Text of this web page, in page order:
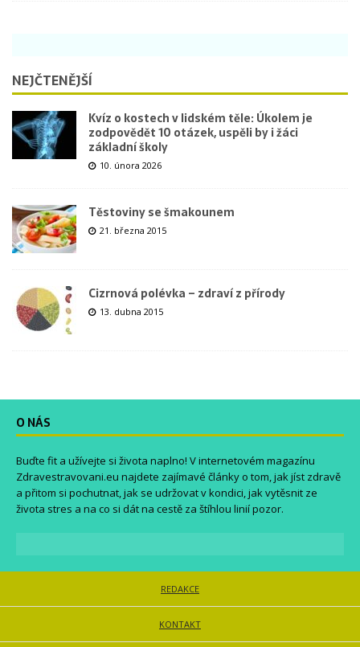
NEJČTENĚJŠÍ
Kvíz o kostech v lidském těle: Úkolem je
zodpovědět 10 otázek, uspěli by i žáci
základní školy
10. února 2026
Těstoviny se šmakounem
21. března 2015
Cizrnová polévka – zdraví z přírody
13. dubna 2015
O NÁS
Buďte fit a užívejte si života naplno! V internetovém magazínu
Zdravestravovani.eu najdete zajímavé články o tom, jak jíst zdravě
a přitom si pochutnat, jak se udržovat v kondici, jak vytěsnit ze
života stres a na co si dát na cestě za štíhlou linií pozor.
REDAKCE
KONTAKT